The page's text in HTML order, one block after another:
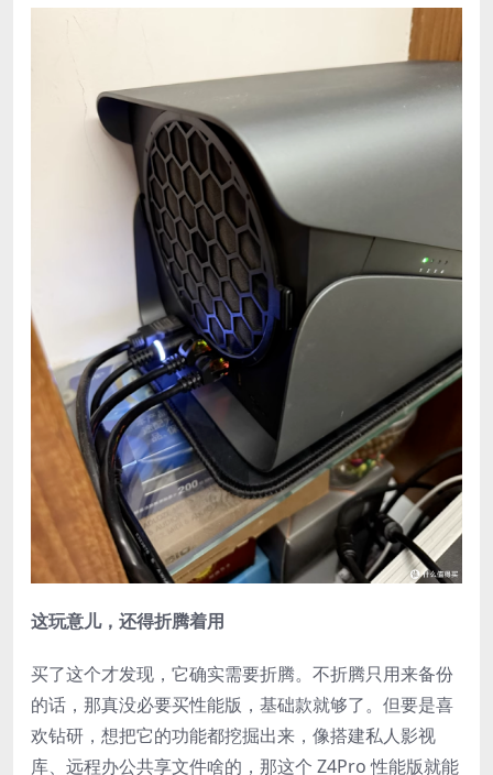
这玩意儿，还得折腾着用​
买了这个才发现，它确实需要折腾。不折腾只用来备份
的话，那真没必要买性能版，基础款就够了。但要是喜
欢钻研，想把它的功能都挖掘出来，像搭建私人影视
库、远程办公共享文件啥的，那这个 Z4Pro 性能版就能